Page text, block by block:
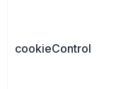
Spellen voor
Sport
Veiligheid, Auto
Sporttassen
cookieControl